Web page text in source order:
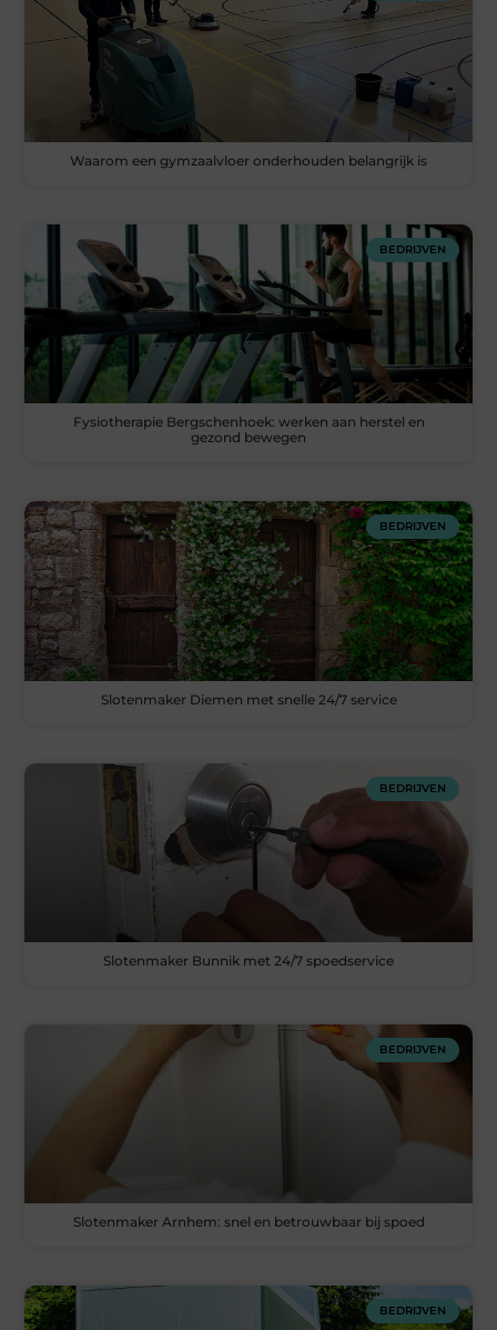
Waarom een gymzaalvloer onderhouden belangrijk is
BEDRIJVEN
Fysiotherapie Bergschenhoek: werken aan herstel en
gezond bewegen
BEDRIJVEN
Slotenmaker Diemen met snelle 24/7 service
BEDRIJVEN
Slotenmaker Bunnik met 24/7 spoedservice
BEDRIJVEN
Slotenmaker Arnhem: snel en betrouwbaar bij spoed
BEDRIJVEN